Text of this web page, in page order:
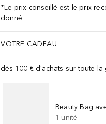
*Le prix conseillé est le prix
donné
VOTRE CADEAU
dès 100 € d'achats sur toute la
Beauty Bag
1 unité